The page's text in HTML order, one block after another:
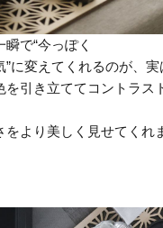
で“今っぽく
に変えてくれるのが、実
を引き立ててコントラス
より美しく見せてくれ